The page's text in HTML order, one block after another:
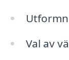
Val av